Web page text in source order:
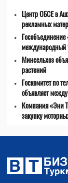
Центр ОБСЕ в
рекламных
международный
Минсельхоз
растений
Госкомитет по
объявляет
Компания «Эни
закупку